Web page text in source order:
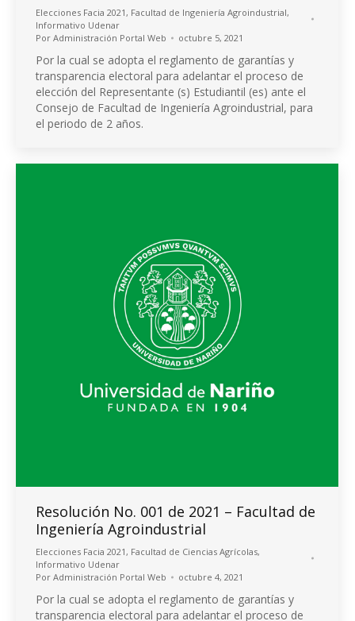
Elecciones Facia 2021, Facultad de Ingeniería Agroindustrial,
Informativo Udenar
Por Administración Portal Web octubre 5, 2021
Por la cual se adopta el reglamento de garantías y
transparencia electoral para adelantar el proceso de
elección del Representante (s) Estudiantil (es) ante el
Consejo de Facultad de Ingeniería Agroindustrial, para
el periodo de 2 años.
Resolución No. 001 de 2021 – Facultad de
Ingeniería Agroindustrial
Elecciones Facia 2021, Facultad de Ciencias Agrícolas,
Informativo Udenar
Por Administración Portal Web octubre 4, 2021
Por la cual se adopta el reglamento de garantías y
transparencia electoral para adelantar el proceso de